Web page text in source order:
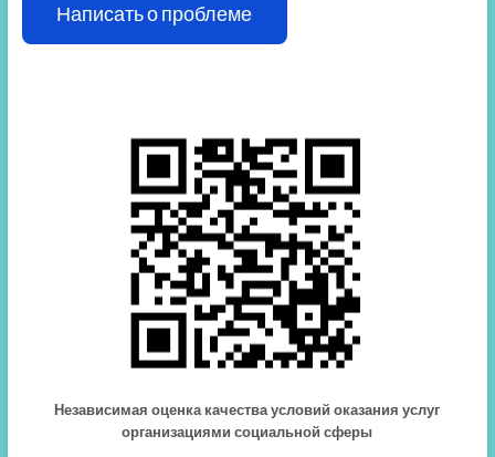
Написать о проблеме
Независимая оценка качества условий оказания услуг
организациями социальной сферы